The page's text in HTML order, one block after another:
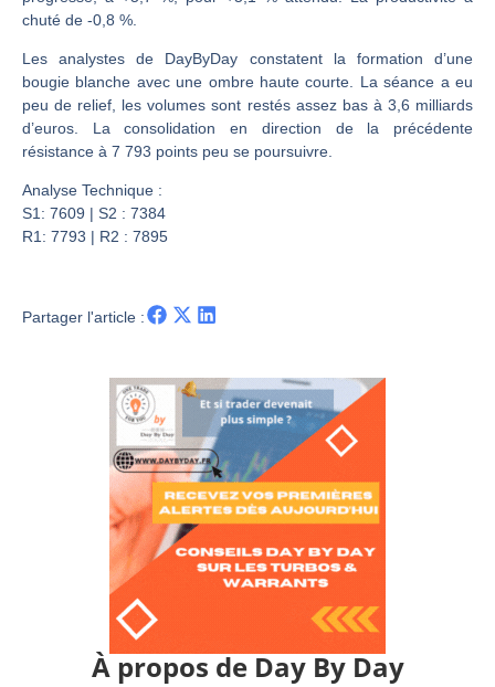
Pourquoi le monde entier vacille en même temps cette semaine ? | par Louis-Antoine Michelet
WTI : Explosion mais réserves au plus bas | Denis Desclos – Market Movers
STMICROELECTRONICS : Correction probable | Denis Desclos – Market Movers
chuté de -0,8 %.
Les analystes de DayByDay constatent la formation d’une
bougie blanche avec une ombre haute courte. La séance a eu
peu de relief, les volumes sont restés assez bas à 3,6 milliards
d’euros. La consolidation en direction de la précédente
résistance à 7 793 points peu se poursuivre.
Analyse Technique :
S1: 7609 | S2 : 7384
R1: 7793 | R2 : 7895
Partager l'article :
À propos de Day By Day